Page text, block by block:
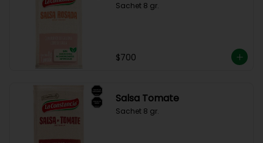
Sachet 8 gr.
$700
Salsa Tomate
Sachet 8 gr.